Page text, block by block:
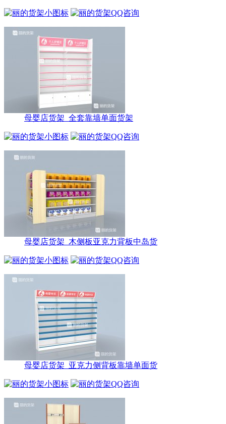
母婴店货架_全套靠墙单面货架
母婴店货架_木侧板亚克力背板中岛货
母婴店货架_亚克力侧背板靠墙单面货